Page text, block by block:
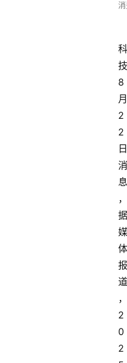
科
技
8
月
2
2
日
消
息
，
据
媒
体
报
道
，
2
0
2